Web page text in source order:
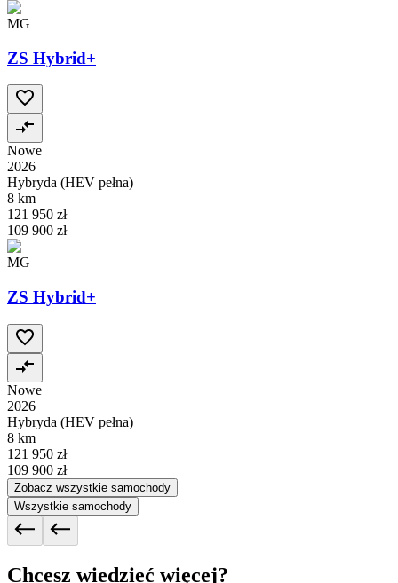
MG
ZS Hybrid+
Nowe
2026
Hybryda (HEV pełna)
8 km
121 950 zł
109 900 zł
MG
ZS Hybrid+
Nowe
2026
Hybryda (HEV pełna)
8 km
121 950 zł
109 900 zł
Zobacz wszystkie samochody
Wszystkie samochody
Chcesz wiedzieć więcej?